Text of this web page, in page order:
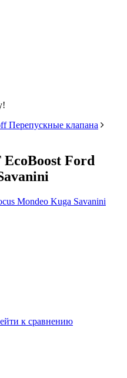
Перепускные клапана
Ford
к сравнению